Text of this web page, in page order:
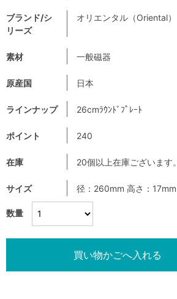
数量
ブランド/シ
リーズ
オリエンタル（Oriental）
素材 一般磁器
原産国 日本
ラインナップ 26cmﾗｳﾝﾄﾞﾌﾟﾚｰﾄ
ポイント 240
在庫 20個以上在庫ございます。
サイズ 径：260mm 高さ：17mm